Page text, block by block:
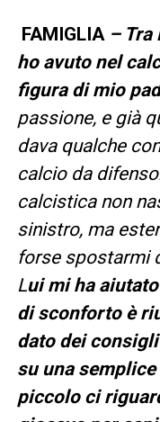
FAMIGLIA –
ho avuto nel
figura di mio
passione, e già
dava qualche
calcio da
calcistica non
sinistro, ma
forse spostarmi
Lui mi ha
di sconforto è
dato dei
su una
piccolo ci